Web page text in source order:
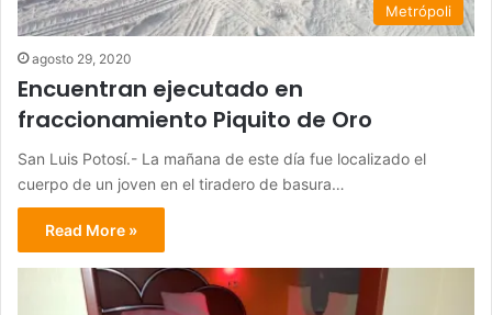
Metrópoli
agosto 29, 2020
Encuentran ejecutado en
fraccionamiento Piquito de Oro
San Luis Potosí.- La mañana de este día fue localizado el
cuerpo de un joven en el tiradero de basura…
Read More »